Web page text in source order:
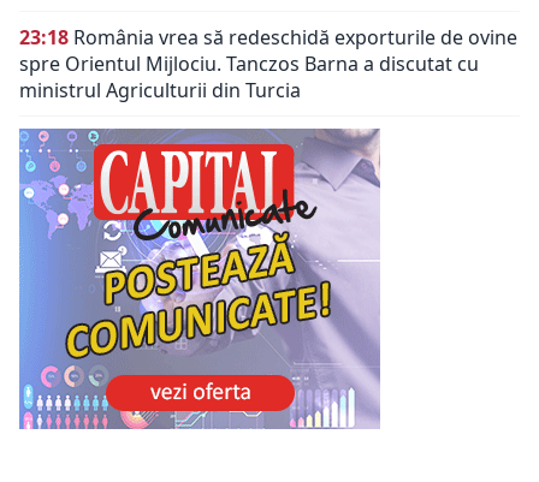
23:18 România vrea să redeschidă exporturile de ovine
spre Orientul Mijlociu. Tanczos Barna a discutat cu
ministrul Agriculturii din Turcia